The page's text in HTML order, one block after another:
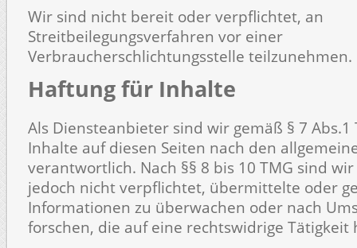
Wir sind nicht bereit oder verpflichtet, an
Streitbeilegungsverfahren vor einer
Verbraucherschlichtungsstelle teilzunehmen.
Haftung für Inhalte
Als Diensteanbieter sind wir gemäß § 7 Abs.1
Inhalte auf diesen Seiten nach den
verantwortlich. Nach §§ 8 bis 10 TMG sind
jedoch nicht verpflichtet, übermittelte oder
Informationen zu überwachen oder nach
forschen, die auf eine rechtswidrige Tätigkeit